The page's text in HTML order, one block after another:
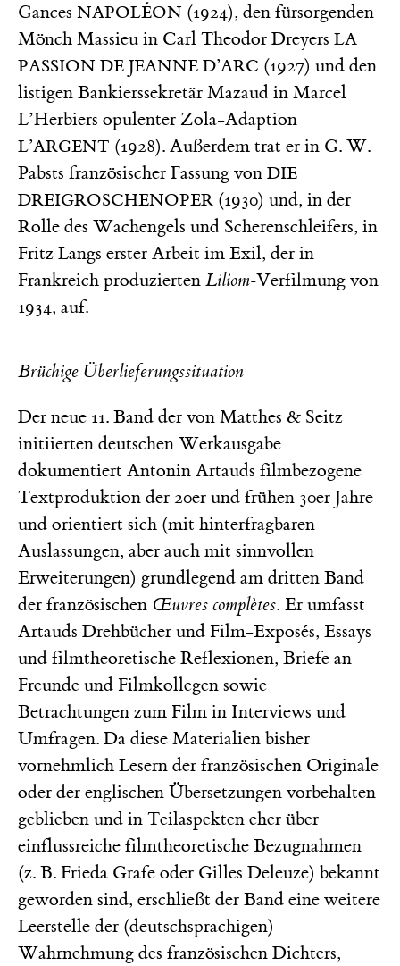
Gances NAPOLÉON (1924), den fürsorgenden
Mönch Massieu in Carl Theodor Dreyers LA
PASSION DE JEANNE D’ARC (1927) und den
listigen Bankierssekretär Mazaud in Marcel
L’Herbiers opulenter Zola-Adaption
L’ARGENT (1928). Außerdem trat er in G. W.
Pabsts französischer Fassung von DIE
DREIGROSCHENOPER (1930) und, in der
Rolle des Wachengels und Scherenschleifers, in
Fritz Langs erster Arbeit im Exil, der in
Frankreich produzierten Liliom-Verfilmung von
1934, auf.
Brüchige Überlieferungssituation
Der neue 11. Band der von Matthes & Seitz
initiierten deutschen Werkausgabe
dokumentiert Antonin Artauds filmbezogene
Textproduktion der 20er und frühen 30er Jahre
und orientiert sich (mit hinterfragbaren
Auslassungen, aber auch mit sinnvollen
Erweiterungen) grundlegend am dritten Band
der französischen Œuvres complètes. Er umfasst
Artauds Drehbücher und Film-Exposés, Essays
und filmtheoretische Reflexionen, Briefe an
Freunde und Filmkollegen sowie
Betrachtungen zum Film in Interviews und
Umfragen. Da diese Materialien bisher
vornehmlich Lesern der französischen Originale
oder der englischen Übersetzungen vorbehalten
geblieben und in Teilaspekten eher über
einflussreiche filmtheoretische Bezugnahmen
(z. B. Frieda Grafe oder Gilles Deleuze) bekannt
geworden sind, erschließt der Band eine weitere
Leerstelle der (deutschsprachigen)
Wahrnehmung des französischen Dichters,